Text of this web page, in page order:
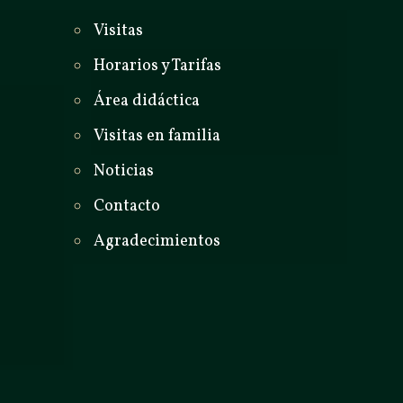
Visitas
Horarios y Tarifas
Área didáctica
Visitas en familia
Noticias
Contacto
Agradecimientos